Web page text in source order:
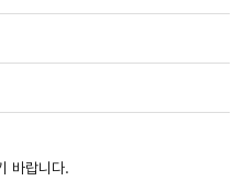
바랍니다.